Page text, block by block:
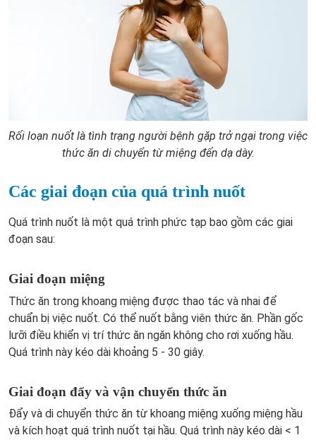
Rối loạn nuốt là tình trạng người bệnh gặp trở ngại trong việc
thức ăn di chuyển từ miệng đến dạ dày.
Các giai đoạn của quá trình nuốt
Quá trình nuốt là một quá trình phức tạp bao gồm các giai
đoạn sau:
Giai đoạn miệng
Thức ăn trong khoang miệng được thao tác và nhai để
chuẩn bị việc nuốt. Có thể nuốt bằng viên thức ăn. Phần gốc
lưỡi điều khiển vị trí thức ăn ngăn không cho rơi xuống hầu.
Quá trình này kéo dài khoảng 5 - 30 giây.
Giai đoạn đẩy và vận chuyển thức ăn
Đẩy và di chuyển thức ăn từ khoang miệng xuống miệng hầu
và kích hoạt quá trình nuốt tại hầu. Quá trình này kéo dài < 1